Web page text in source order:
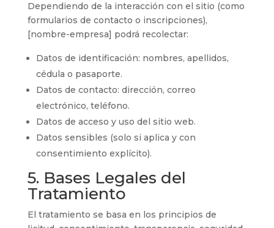
Dependiendo de la interacción con el sitio (como
formularios de contacto o inscripciones),
[nombre-empresa] podrá recolectar:
Datos de identificación: nombres, apellidos,
cédula o pasaporte.
Datos de contacto: dirección, correo
electrónico, teléfono.
Datos de acceso y uso del sitio web.
Datos sensibles (solo si aplica y con
consentimiento explícito).
5. Bases Legales del
Tratamiento
El tratamiento se basa en los principios de